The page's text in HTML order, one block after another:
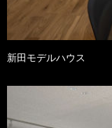
新田モデルハウス